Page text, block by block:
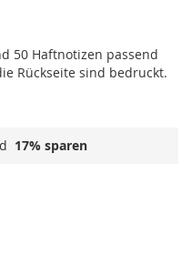
50 Haftnotizen passend
Rückseite sind bedruckt.
17% sparen